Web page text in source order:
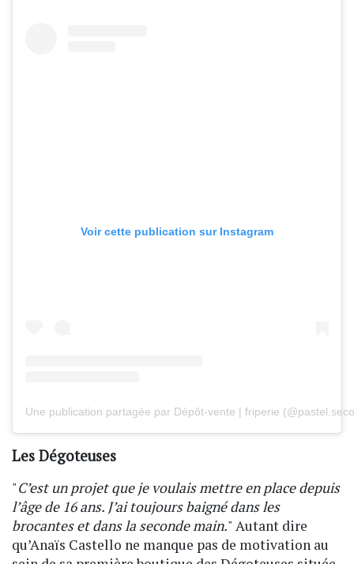
Voir cette publication sur Instagram
Une publication partagée par Dépôt-vente | friperie
Les Dégoteuses
"C’est un projet que je voulais mettre en place depuis
l’âge de 16 ans. J’ai toujours baigné dans les
brocantes et dans la seconde main." Autant dire
qu’Anaïs Castello ne manque pas de motivation au